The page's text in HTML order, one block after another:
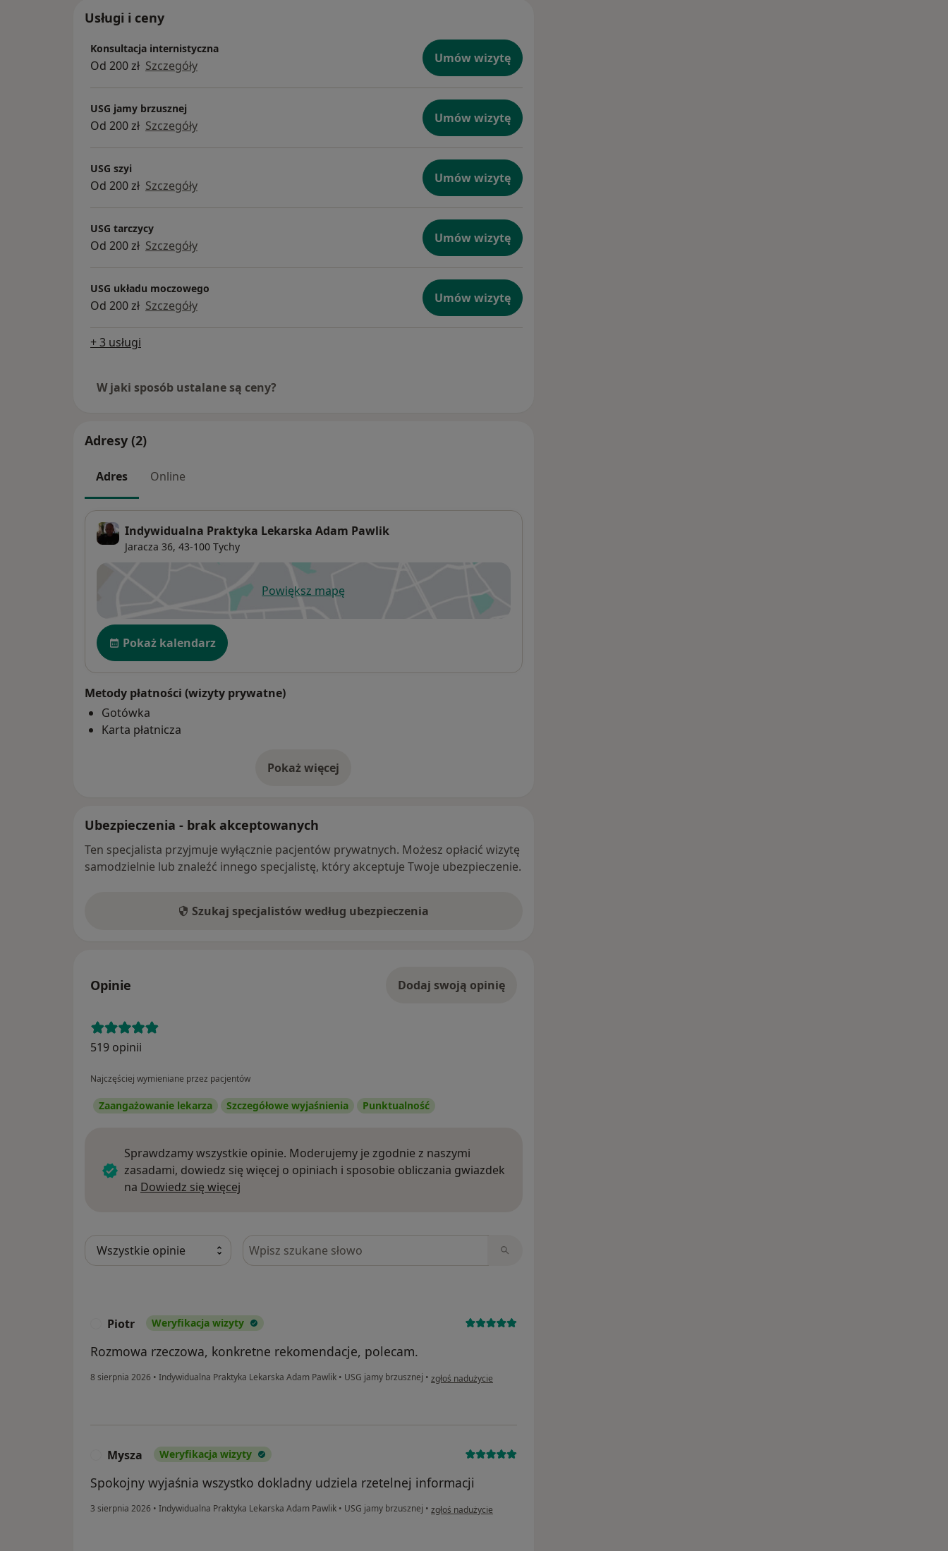
Usługi i ceny
Konsultacja internistyczna
Od 200 zł Szczegóły Umów wizytę
USG jamy brzusznej
Od 200 zł Szczegóły Umów wizytę
USG szyi
Od 200 zł Szczegóły Umów wizytę
USG tarczycy
Od 200 zł Szczegóły Umów wizytę
USG układu moczowego
Od 200 zł Szczegóły Umów wizytę
+ 3 usługi
W jaki sposób ustalane są ceny?
Adresy (2)
Adres Online
Indywidualna Praktyka Lekarska Adam Pawlik
Jaracza 36, 43-100 Tychy
Powiększ mapęotwiera się w nowej karcie
Dostępność
Pokaż kalendarz
Metody płatności (wizyty prywatne)
Gotówka
Karta płatnicza
Pokaż więcej
o adresie
Ubezpieczenia - brak akceptowanych
Ten specjalista przyjmuje wyłącznie pacjentów prywatnych. Możesz opłacić wizytę
samodzielnie lub znaleźć innego specjalistę, który akceptuje Twoje ubezpieczenie.
Szukaj specjalistów według ubezpieczenia
Opinie Dodaj swoją opinię
519 opinii
Najczęściej wymieniane przez pacjentów
Zaangażowanie lekarza Szczegółowe wyjaśnienia Punktualność
Sprawdzamy wszystkie opinie. Moderujemy je zgodnie z naszymi
zasadami, dowiedz się więcej o opiniach i sposobie obliczania gwiazdek
na Dowiedz się więcej
Szukaj w opiniach
Piotr Weryfikacja wizyty
Rozmowa rzeczowa, konkretne rekomendacje, polecam.
8 sierpnia 2026 • Indywidualna Praktyka Lekarska Adam Pawlik • USG jamy brzusznej • w opinii użytkownika Piotr
zgłoś nadużycie
Mysza Weryfikacja wizyty
Spokojny wyjaśnia wszystko dokladny udziela rzetelnej informacji
3 sierpnia 2026 • Indywidualna Praktyka Lekarska Adam Pawlik • USG jamy brzusznej • w opinii użytkownika Mysza
zgłoś nadużycie